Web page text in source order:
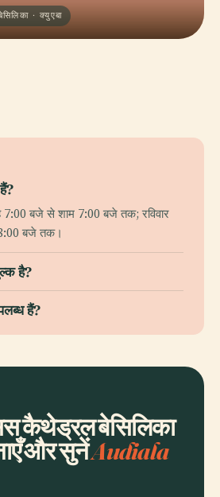
· क्युएबा
7:00 बजे से शाम 7:00 बजे तक; रविवार
बजे तक।
है?
हैं?
कैथेड्रल बेसिलिका
और सुनेंAudiala